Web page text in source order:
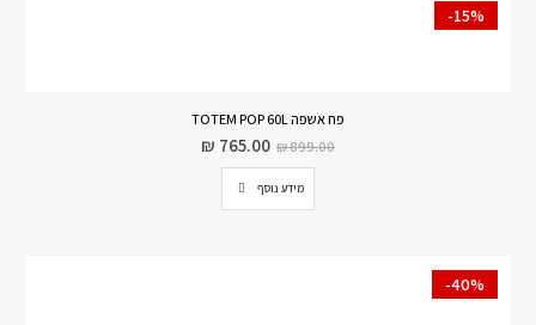
-15%
פח אשפה TOTEM POP 60L
₪899.00
₪ 765.00
מידע נוסף
-40%